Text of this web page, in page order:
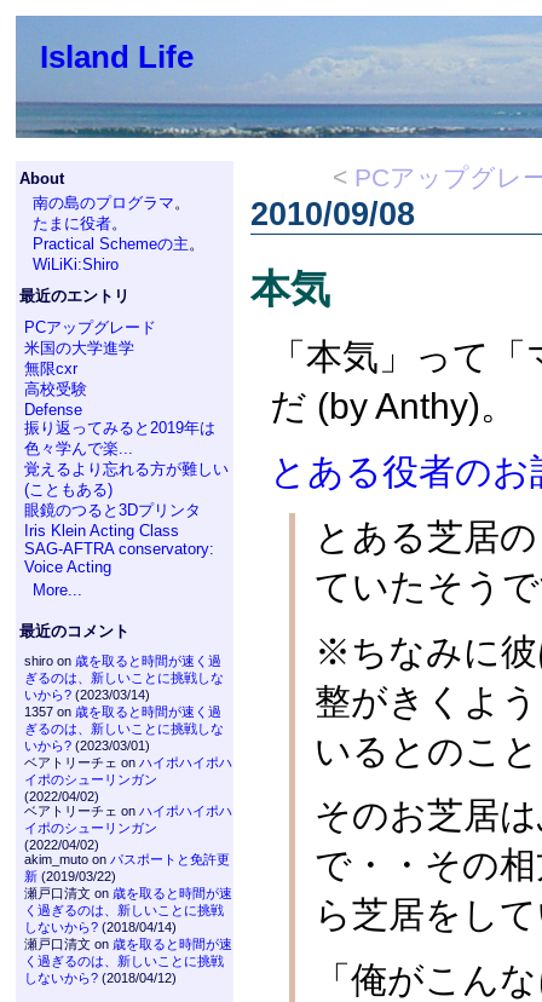
Island Life
About
南の島のプログラマ。
たまに役者。
Practical Schemeの主。
WiLiKi:Shiro
最近のエントリ
PCアップグレード
米国の大学進学
無限cxr
高校受験
Defense
振り返ってみると2019年は
色々学んで楽...
覚えるより忘れる方が難しい
(こともある)
眼鏡のつると3Dプリンタ
Iris Klein Acting Class
SAG-AFTRA conservatory:
Voice Acting
More...
最近のコメント
shiro on 歳を取ると時間が速く過
ぎるのは、新しいことに挑戦しな
いから?(2023/03/14)
1357 on 歳を取ると時間が速く過
ぎるのは、新しいことに挑戦しな
いから?(2023/03/01)
ベアトリーチェ on ハイポハイポハ
イポのシューリンガン
(2022/04/02)
ベアトリーチェ on ハイポハイポハ
イポのシューリンガン
(2022/04/02)
akim_muto on パスポートと免許更
新(2019/03/22)
瀬戸口清文 on 歳を取ると時間が速
く過ぎるのは、新しいことに挑戦
しないから?(2018/04/14)
瀬戸口清文 on 歳を取ると時間が速
く過ぎるのは、新しいことに挑戦
しないから?(2018/04/12)
< PCアップグレ
2010/09/08
本気
「本気」って
だ (by Anthy)。
とある役者のお
とある芝居
ていたそう
※ちなみに彼
整がきくよ
いるとのこと
そのお芝居
で・・その
ら芝居をし
「俺がこん